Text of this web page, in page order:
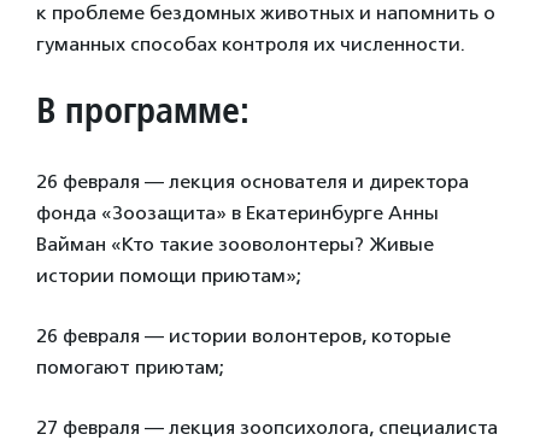
к проблеме бездомных животных и напомнить о
гуманных способах контроля их численности.
В программе:
26 февраля — лекция основателя и директора
фонда «Зоозащита» в Екатеринбурге Анны
Вайман «Кто такие зооволонтеры? Живые
истории помощи приютам»;
26 февраля — истории волонтеров, которые
помогают приютам;
27 февраля — лекция зоопсихолога, специалиста